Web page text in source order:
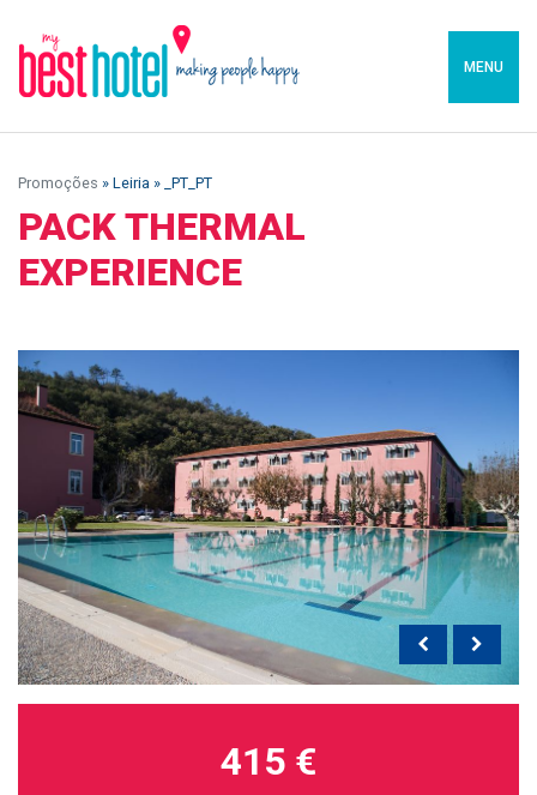
MENU
Promoções » Leiria » _PT_PT
PACK THERMAL
EXPERIENCE
415 €